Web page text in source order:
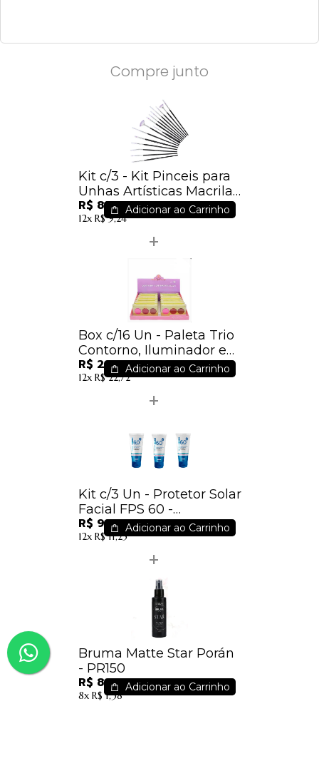
Compre junto
Kit c/3 - Kit Pinceis para
Unhas Artísticas Macrilan
- B707 / 27,30
R$ 81,90
12x R$ 9,24
Adicionar ao Carrinho
Box c/16 Un - Paleta Trio
Contorno, Iluminador e
Blush - PH0321 -
Phállebeauty
R$ 201,36
12x R$ 22,72
Adicionar ao Carrinho
Kit c/3 Un - Protetor Solar
Facial FPS 60 -
Dermachem
R$ 99,75
12x R$ 11,25
Adicionar ao Carrinho
Bruma Matte Star Porán
- PR150
R$ 8,91
8x R$ 1,38
Adicionar ao Carrinho